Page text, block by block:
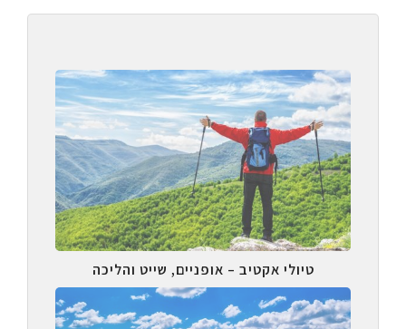
טיולי אקטיב – אופניים, שייט והליכה